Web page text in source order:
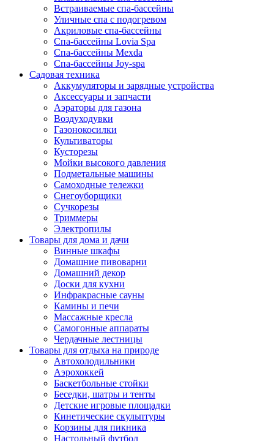
Встраиваемые спа-бассейны
Уличные спа с подогревом
Акриловые спа-бассейны
Спа-бассейны Lovia Spa
Спа-бассейны Mexda
Спа-бассейны Joy-spa
Садовая техника
Аккумуляторы и зарядные устройства
Аксессуары и запчасти
Аэраторы для газона
Воздуходувки
Газонокосилки
Культиваторы
Кусторезы
Мойки высокого давления
Подметальные машины
Самоходные тележки
Снегоуборщики
Сучкорезы
Триммеры
Электропилы
Товары для дома и дачи
Винные шкафы
Домашние пивоварни
Домашний декор
Доски для кухни
Инфракрасные сауны
Камины и печи
Массажные кресла
Самогонные аппараты
Чердачные лестницы
Товары для отдыха на природе
Автохолодильники
Аэрохоккей
Баскетбольные стойки
Беседки, шатры и тенты
Детские игровые площадки
Кинетические скульптуры
Корзины для пикника
Настольный футбол